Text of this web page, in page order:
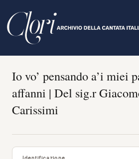
contenuto
principale
Io vo’ pensando a’i miei
affanni | Del sig.r
Carissimi